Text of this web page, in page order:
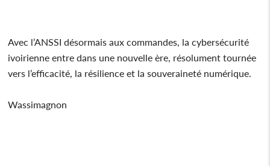
Avec l’ANSSI désormais aux commandes, la cybersécurité
ivoirienne entre dans une nouvelle ère, résolument tournée
vers l’efficacité, la résilience et la souveraineté numérique.
Wassimagnon